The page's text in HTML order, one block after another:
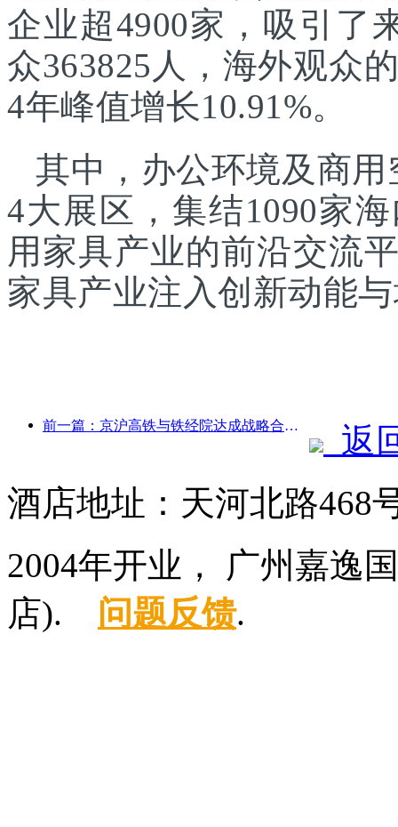
企业超4900家，吸引了
众363825人，海外观众
4年峰值增长10.91%。
其中，办公环境及商
4大展区，集结1090家
用家具产业的前沿交流
家具产业注入创新动能
前一篇：京沪高铁与铁经院达成战略合作，共推高铁高质量发展
返
酒店地址：天河北路468
2004年开业， 广州嘉逸
店). 问题反馈.